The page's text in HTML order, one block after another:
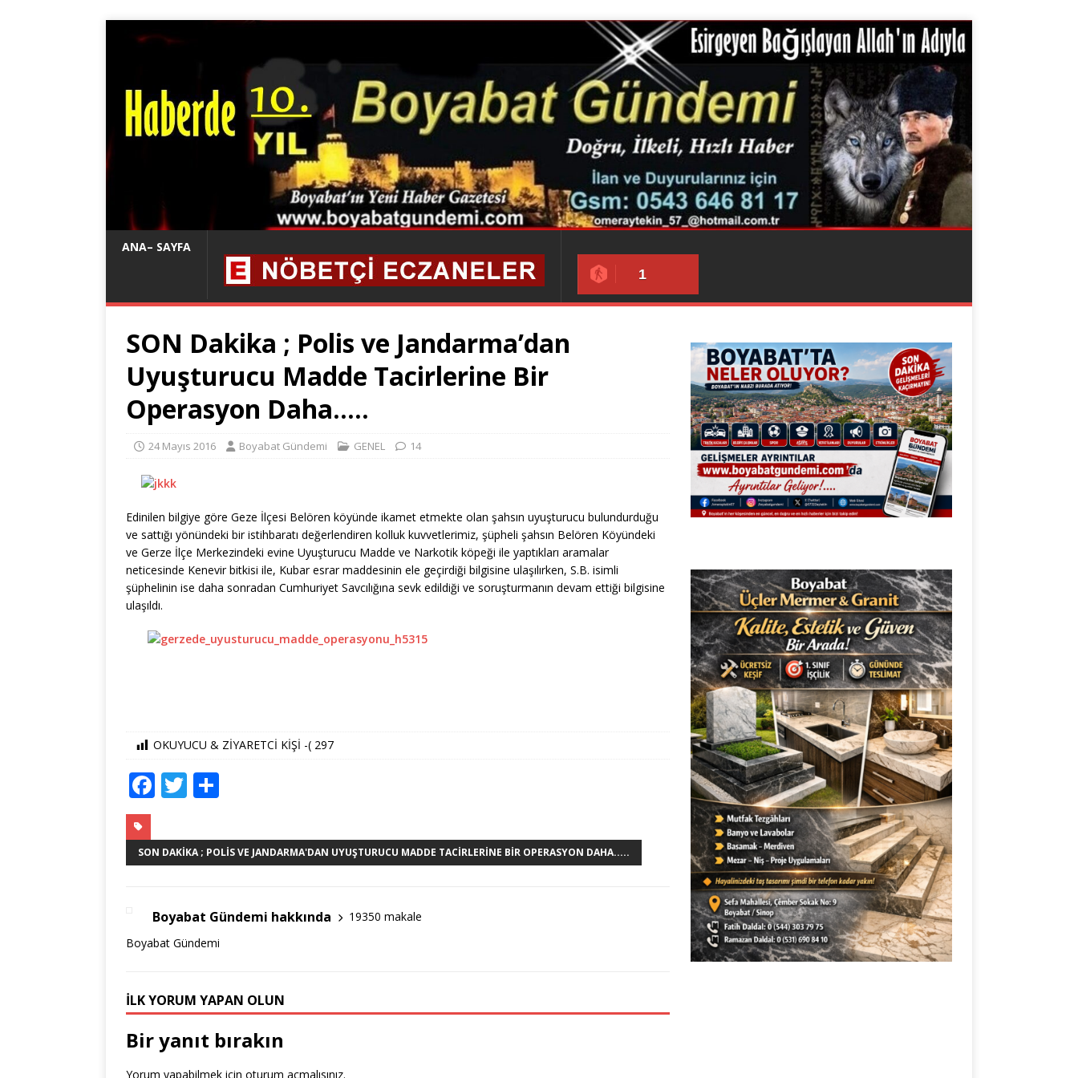
ANA– SAYFA
1
SON Dakika ; Polis ve Jandarma’dan
Uyuşturucu Madde Tacirlerine Bir
Operasyon Daha…..
24 Mayıs 2016 Boyabat Gündemi GENEL 14
Edinilen bilgiye göre Geze İlçesi Belören köyünde ikamet etmekte olan şahsın uyuşturucu bulundurduğu
ve sattığı yönündeki bir istihbaratı değerlendiren kolluk kuvvetlerimiz, şüpheli şahsın Belören Köyündeki
ve Gerze İlçe Merkezindeki evine Uyuşturucu Madde ve Narkotik köpeği ile yaptıkları aramalar
neticesinde Kenevir bitkisi ile, Kubar esrar maddesinin ele geçirdiği bilgisine ulaşılırken, S.B. isimli
şüphelinin ise daha sonradan Cumhuriyet Savcılığına sevk edildiği ve soruşturmanın devam ettiği bilgisine
ulaşıldı.
OKUYUCU & ZİYARETCİ KİŞİ -( 297
F
a
c
e
o
o
T
w
it
te
ar
e
SON DAKIKA ; POLIS VE JANDARMA'DAN UYUŞTURUCU MADDE TACIRLERINE BIR OPERASYON DAHA.....
Boyabat Gündemi hakkında
19350 makale
Boyabat Gündemi
İLK YORUM YAPAN OLUN
Bir yanıt bırakın
Yorum yapabilmek için oturum açmalısınız.